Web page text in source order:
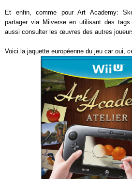
Et enfin, comme pour Art Academy:
partager via Miiverse en utilisant des
aussi consulter les œuvres des autres
Voici la jaquette européenne du jeu car oui,